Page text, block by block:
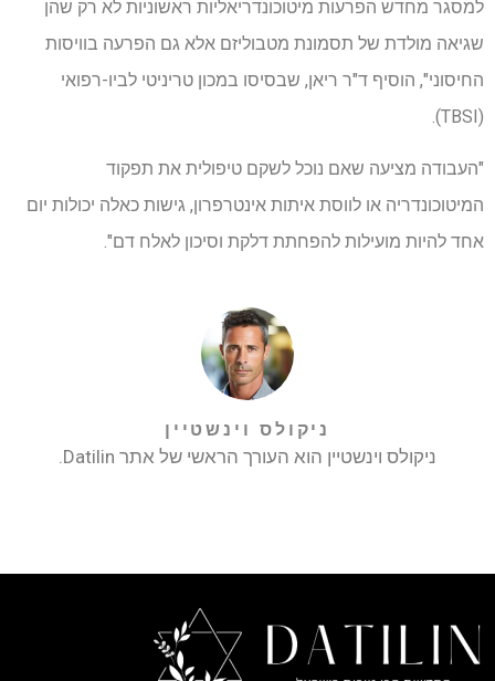
למסגר מחדש הפרעות מיטוכונדריאליות ראשוניות לא רק שהן
שגיאה מולדת של תסמונת מטבוליזם אלא גם הפרעה בוויסות
החיסוני", הוסיף ד"ר ריאן, שבסיסו במכון טריניטי לביו-רפואי
(TBSI).
"העבודה מציעה שאם נוכל לשקם טיפולית את תפקוד
המיטוכונדריה או לווסת איתות אינטרפרון, גישות כאלה יכולות יום
אחד להיות מועילות להפחתת דלקת וסיכון לאלח דם".
ניקולס וינשטיין
ניקולס וינשטיין הוא העורך הראשי של אתר Datilin.